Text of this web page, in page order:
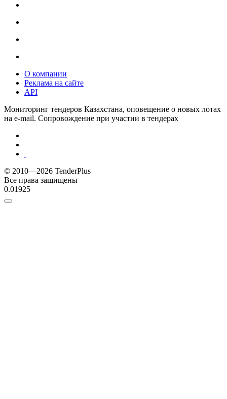
О компании
Реклама на сайте
API
Мониторинг тендеров Казахстана, оповещение о новых лотах
на e-mail. Сопровождение при участии в тендерах
© 2010—2026 TenderPlus
Все права защищены
0.01925